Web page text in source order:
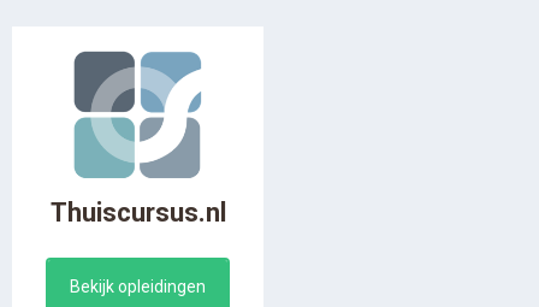
Thuiscursus.nl
Bekijk opleidingen